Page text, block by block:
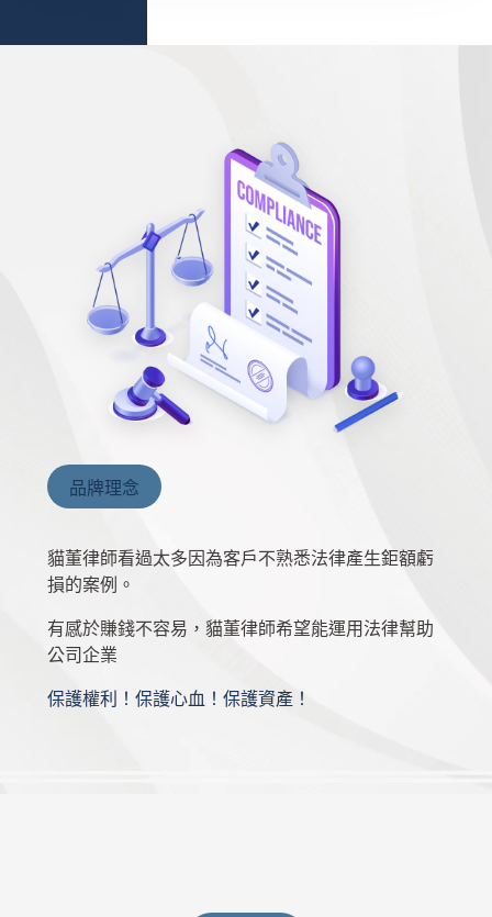
品牌理念
貓董律師看過太多因為客戶不熟悉法律產生鉅額虧
損的案例。
有感於賺錢不容易，貓董律師希望能運用法律幫助
公司企業
保護權利！保護心血！保護資產！